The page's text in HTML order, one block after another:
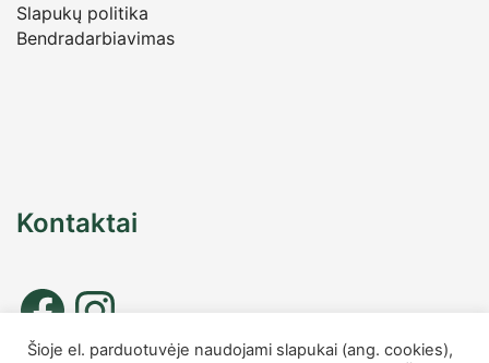
Slapukų politika
Bendradarbiavimas
Kontaktai
Šioje el. parduotuvėje naudojami slapukai (ang. cookies),